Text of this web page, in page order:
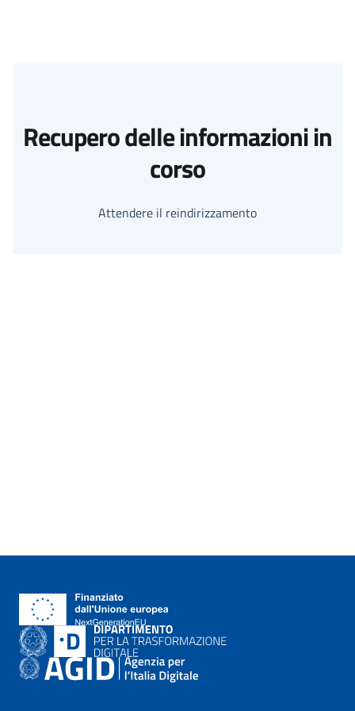
Recupero delle informazioni in
corso
Attendere il reindirizzamento